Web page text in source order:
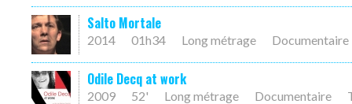
Salto Mortale
2014 01h34 Long métrage Documentaire
Odile Decq at work
2009 52' Long métrage Documentaire